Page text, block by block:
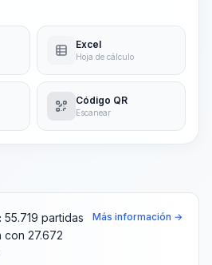
Excel
Hoja de cálculo
Código QR
Escanear
55.719 partidas
27.672
Más información →